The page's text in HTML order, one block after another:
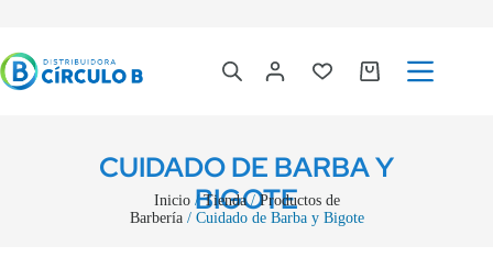
CUIDADO DE BARBA Y
BIGOTE
Inicio/Tienda/Productos de
Barbería/ Cuidado de Barba y Bigote